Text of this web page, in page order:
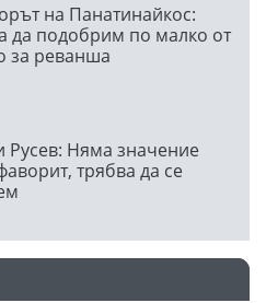
на Панатинайкос:
да подобрим по малко от
за реванша
Русев: Няма значение
трябва да се